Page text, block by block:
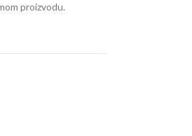
proizvodu.